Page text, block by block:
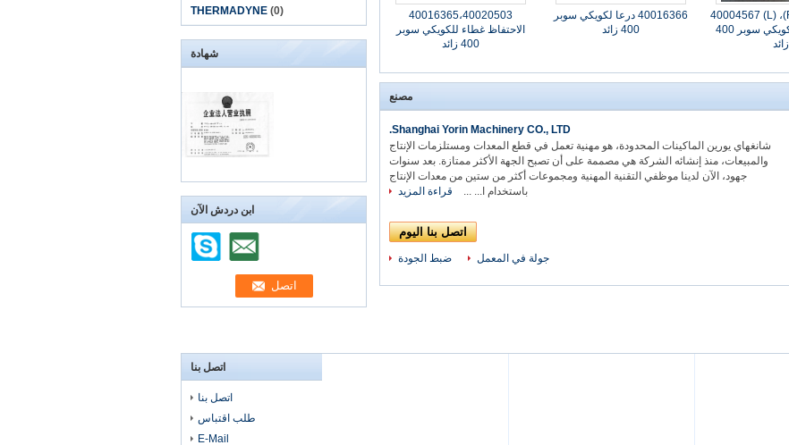
THERMADYNE (0)
شهادة
ابن دردش الآن
40016365،40020503
الاحتفاظ غطاء للكويكي سوبر
400 زائد
40016366 درعا لكويكي سوبر
400 زائد
40001899 (R)، 40004567 (L)
حلقة دوامة لكويكي سوبر 400
زائد
مصنع
Shanghai Yorin Machinery CO., LTD.
شانغهاي يورين الماكينات المحدودة، هو مهنية تعمل في قطع المعدات ومستلزمات الإنتاج
والمبيعات، منذ إنشائه الشركة هي مصممة على أن تصبح الجهة الأكثر ممتازة. بعد سنوات
جهود، الآن لدينا موظفي التقنية المهنية ومجموعات أكثر من ستين من معدات الإنتاج
باستخدام ا... ... قراءة المزيد
اتصل بنا اليوم
جولة في المعمل ضبط الجودة
اتصل بنا
اتصل بنا
طلب اقتباس
E-Mail